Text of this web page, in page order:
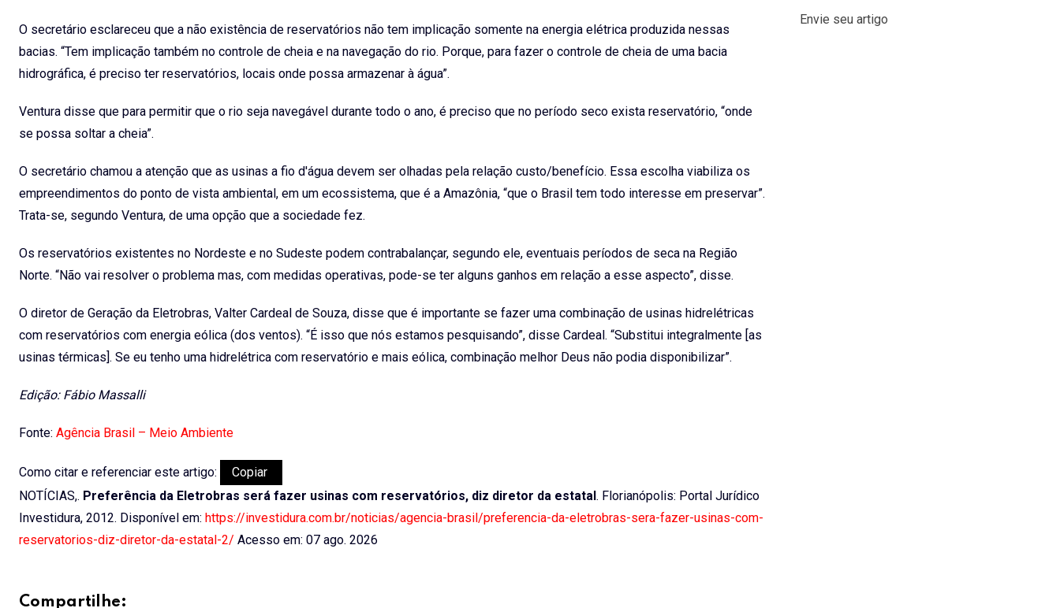
O secretário esclareceu que a não existência de reservatórios não tem implicação somente na energia elétrica produzida nessas
bacias. “Tem implicação também no controle de cheia e na navegação do rio. Porque, para fazer o controle de cheia de uma bacia
hidrográfica, é preciso ter reservatórios, locais onde possa armazenar à água”.
Ventura disse que para permitir que o rio seja navegável durante todo o ano, é preciso que no período seco exista reservatório, “onde
se possa soltar a cheia”.
O secretário chamou a atenção que as usinas a fio d'água devem ser olhadas pela relação custo/benefício. Essa escolha viabiliza os
empreendimentos do ponto de vista ambiental, em um ecossistema, que é a Amazônia, “que o Brasil tem todo interesse em preservar”.
Trata-se, segundo Ventura, de uma opção que a sociedade fez.
Os reservatórios existentes no Nordeste e no Sudeste podem contrabalançar, segundo ele, eventuais períodos de seca na Região
Norte. “Não vai resolver o problema mas, com medidas operativas, pode-se ter alguns ganhos em relação a esse aspecto”, disse.
O diretor de Geração da Eletrobras, Valter Cardeal de Souza, disse que é importante se fazer uma combinação de usinas hidrelétricas
com reservatórios com energia eólica (dos ventos). “É isso que nós estamos pesquisando”, disse Cardeal. “Substitui integralmente [as
usinas térmicas]. Se eu tenho uma hidrelétrica com reservatório e mais eólica, combinação melhor Deus não podia disponibilizar”.
Edição: Fábio Massalli
Fonte: Agência Brasil – Meio Ambiente
Como citar e referenciar este artigo:
Copiar
NOTÍCIAS,. Preferência da Eletrobras será fazer usinas com reservatórios, diz diretor da estatal. Florianópolis: Portal Jurídico
Investidura, 2012. Disponível em: https://investidura.com.br/noticias/agencia-brasil/preferencia-da-eletrobras-sera-fazer-usinas-com-
reservatorios-diz-diretor-da-estatal-2/ Acesso em: 07 ago. 2026
Compartilhe: